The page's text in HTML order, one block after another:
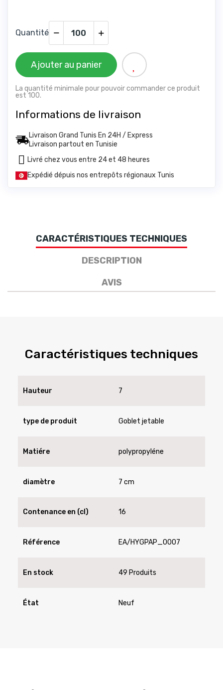
Quantité
Ajouter au panier
La quantité minimale pour pouvoir commander ce produit
est 100.
Informations de livraison
Livraison Grand Tunis En 24H / Express
Livraison partout en Tunisie
Expédié dépuis nos entrepôts régionaux Tunis
Livré chez vous entre 24 et 48 heures
CARACTÉRISTIQUES TECHNIQUES
DESCRIPTION
AVIS
Caractéristiques techniques
Hauteur 7
type de produit Goblet jetable
Matiére polypropyléne
diamètre 7 cm
Contenance en (cl) 16
Référence EA/HYGPAP_0007
En stock 49 Produits
État Neuf